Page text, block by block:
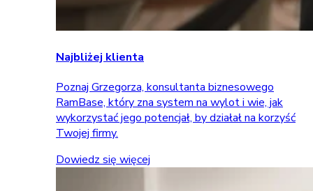
Najbliżej klienta
Poznaj Grzegorza, konsultanta biznesowego
RamBase, który zna system na wylot i wie, jak
wykorzystać jego potencjał, by działał na korzyść
Twojej firmy.
Dowiedz się więcej